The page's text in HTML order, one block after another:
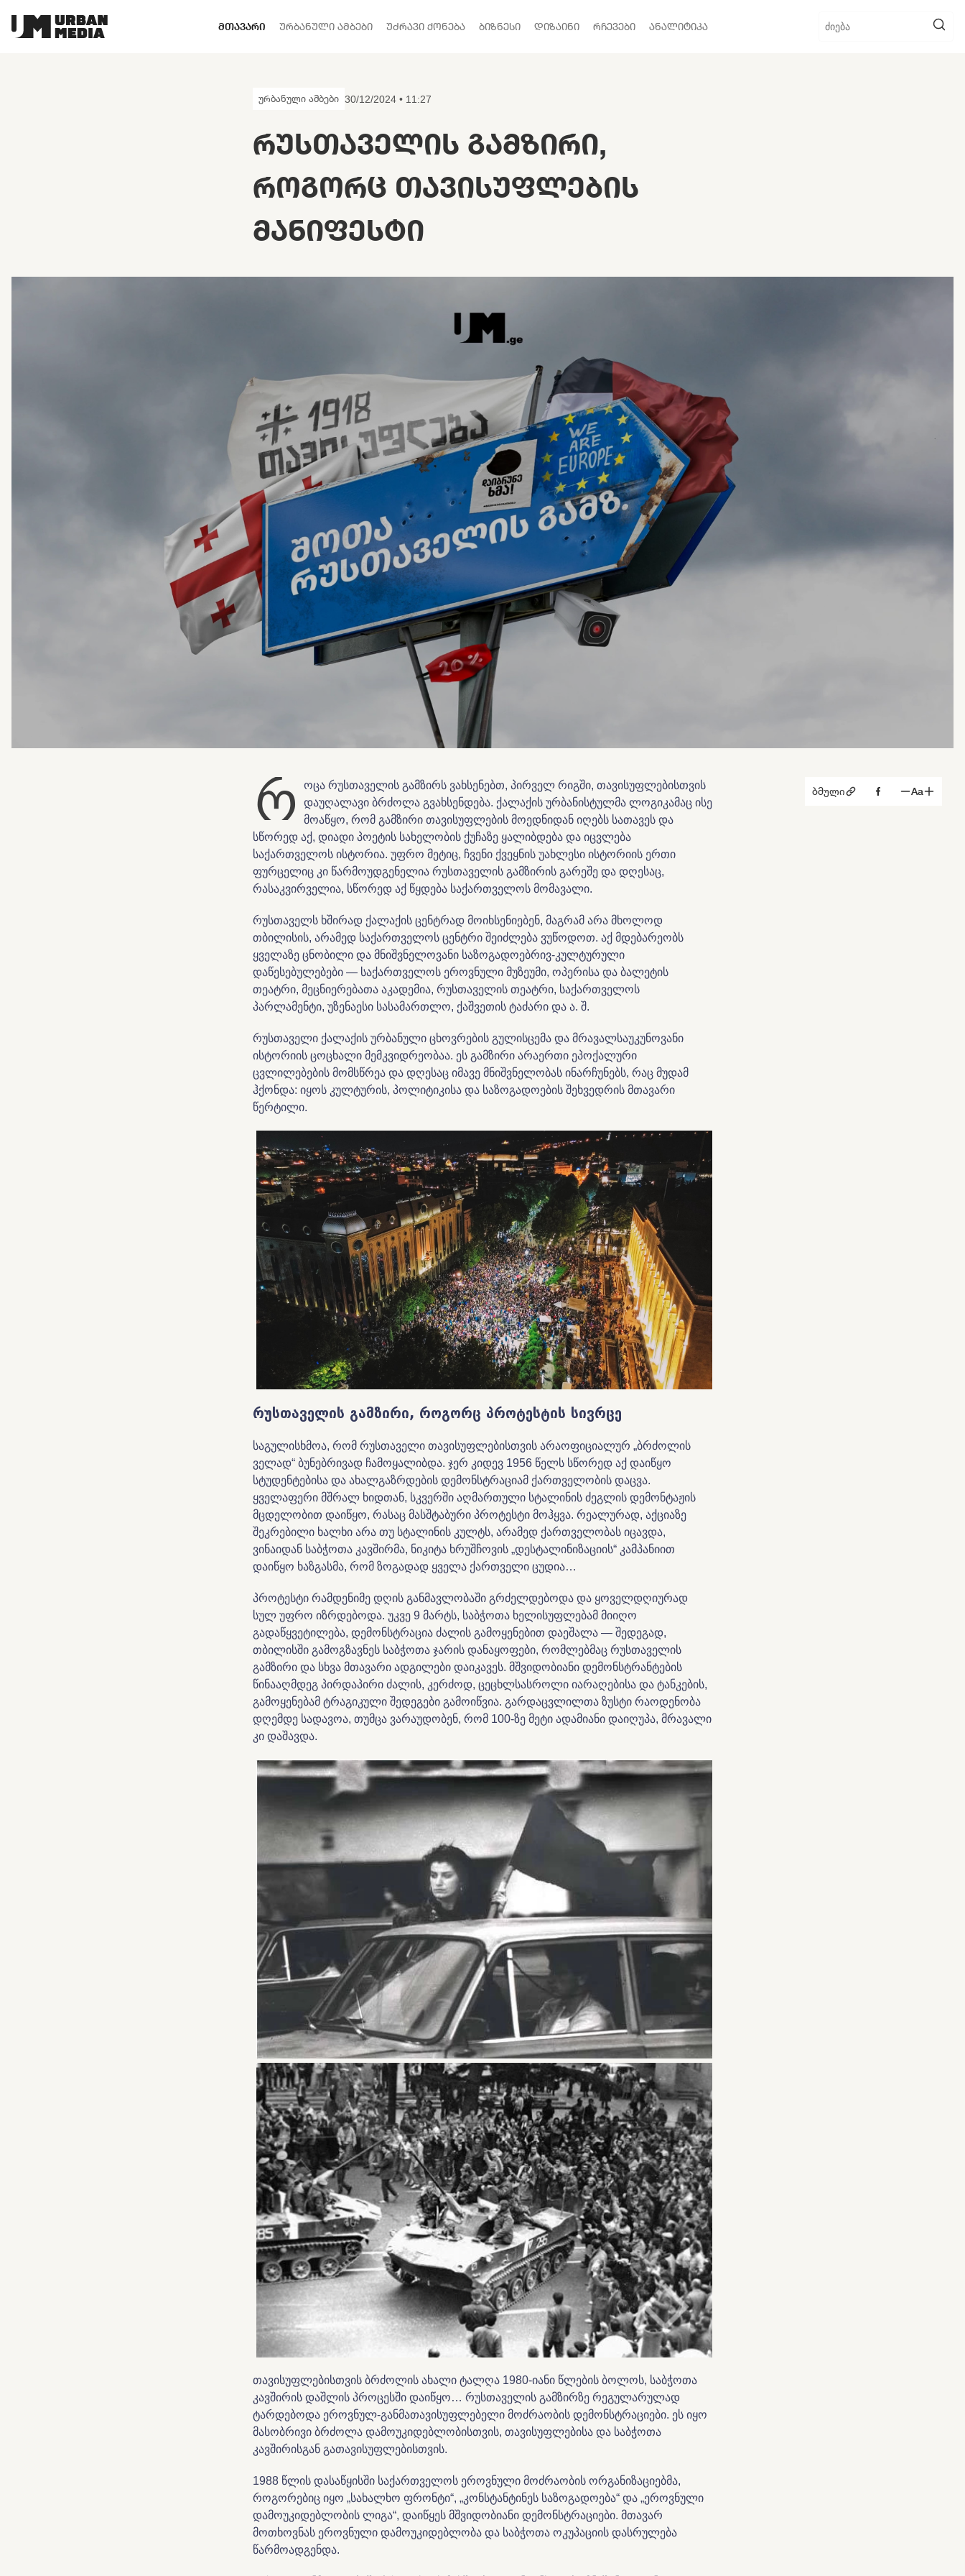
ᲛᲗᲐᲕᲐᲠᲘ ᲣᲠᲑᲐᲜᲣᲚᲘ ᲐᲛᲑᲔᲑᲘ ᲣᲫᲠᲐᲕᲘ ᲥᲝᲜᲔᲑᲐ ᲑᲘᲖᲜᲔᲡᲘ ᲓᲘᲖᲐᲘᲜᲘ ᲠᲩᲔᲕᲔᲑᲘ ᲐᲜᲐᲚᲘᲢᲘᲙᲐ
ურბანული ამბები 30/12/2024 • 11:27
ᲠᲣᲡᲗᲐᲕᲔᲚᲘᲡ ᲒᲐᲛᲖᲘᲠᲘ,
ᲠᲝᲒᲝᲠᲪ ᲗᲐᲕᲘᲡᲣᲤᲚᲔᲑᲘᲡ
ᲛᲐᲜᲘᲤᲔᲡᲢᲘ
რ
ოცა რუსთაველის გამზირს ვახსენებთ, პირველ რიგში, თავისუფლებისთვის
დაუღალავი ბრძოლა გვახსენდება. ქალაქის ურბანისტულმა ლოგიკამაც ისე
მოაწყო, რომ გამზირი თავისუფლების მოედნიდან იღებს სათავეს და
სწორედ აქ, დიადი პოეტის სახელობის ქუჩაზე ყალიბდება და იცვლება
საქართველოს ისტორია. უფრო მეტიც, ჩვენი ქვეყნის უახლესი ისტორიის ერთი
ფურცელიც კი წარმოუდგენელია რუსთაველის გამზირის გარეშე და დღესაც,
რასაკვირველია, სწორედ აქ წყდება საქართველოს მომავალი.
რუსთაველს ხშირად ქალაქის ცენტრად მოიხსენიებენ, მაგრამ არა მხოლოდ
თბილისის, არამედ საქართველოს ცენტრი შეიძლება ვუწოდოთ. აქ მდებარეობს
ყველაზე ცნობილი და მნიშვნელოვანი საზოგადოებრივ-კულტურული
დაწესებულებები — საქართველოს ეროვნული მუზეუმი, ოპერისა და ბალეტის
თეატრი, მეცნიერებათა აკადემია, რუსთაველის თეატრი, საქართველოს
პარლამენტი, უზენაესი სასამართლო, ქაშვეთის ტაძარი და ა. შ.
რუსთაველი ქალაქის ურბანული ცხოვრების გულისცემა და მრავალსაუკუნოვანი
ისტორიის ცოცხალი მემკვიდრეობაა. ეს გამზირი არაერთი ეპოქალური
ცვლილებების მომსწრეა და დღესაც იმავე მნიშვნელობას ინარჩუნებს, რაც მუდამ
ჰქონდა: იყოს კულტურის, პოლიტიკისა და საზოგადოების შეხვედრის მთავარი
წერტილი.
რუსთაველის გამზირი, როგორც პროტესტის სივრცე
საგულისხმოა, რომ რუსთაველი თავისუფლებისთვის არაოფიციალურ „ბრძოლის
ველად“ ბუნებრივად ჩამოყალიბდა. ჯერ კიდევ 1956 წელს სწორედ აქ დაიწყო
სტუდენტებისა და ახალგაზრდების დემონსტრაციამ ქართველობის დაცვა.
ყველაფერი მშრალ ხიდთან, სკვერში აღმართული სტალინის ძეგლის დემონტაჟის
მცდელობით დაიწყო, რასაც მასშტაბური პროტესტი მოჰყვა. რეალურად, აქციაზე
შეკრებილი ხალხი არა თუ სტალინის კულტს, არამედ ქართველობას იცავდა,
ვინაიდან საბჭოთა კავშირმა, ნიკიტა ხრუშჩოვის „დესტალინიზაციის“ კამპანიით
დაიწყო ხაზგასმა, რომ ზოგადად ყველა ქართველი ცუდია…
პროტესტი რამდენიმე დღის განმავლობაში გრძელდებოდა და ყოველდღიურად
სულ უფრო იზრდებოდა. უკვე 9 მარტს, საბჭოთა ხელისუფლებამ მიიღო
გადაწყვეტილება, დემონსტრაცია ძალის გამოყენებით დაეშალა — შედეგად,
თბილისში გამოგზავნეს საბჭოთა ჯარის დანაყოფები, რომლებმაც რუსთაველის
გამზირი და სხვა მთავარი ადგილები დაიკავეს. მშვიდობიანი დემონსტრანტების
წინააღმდეგ პირდაპირი ძალის, კერძოდ, ცეცხლსასროლი იარაღებისა და ტანკების,
გამოყენებამ ტრაგიკული შედეგები გამოიწვია. გარდაცვლილთა ზუსტი რაოდენობა
დღემდე სადავოა, თუმცა ვარაუდობენ, რომ 100-ზე მეტი ადამიანი დაიღუპა, მრავალი
კი დაშავდა.
თავისუფლებისთვის ბრძოლის ახალი ტალღა 1980-იანი წლების ბოლოს, საბჭოთა
კავშირის დაშლის პროცესში დაიწყო… რუსთაველის გამზირზე რეგულარულად
ტარდებოდა ეროვნულ-განმათავისუფლებელი მოძრაობის დემონსტრაციები. ეს იყო
მასობრივი ბრძოლა დამოუკიდებლობისთვის, თავისუფლებისა და საბჭოთა
კავშირისგან გათავისუფლებისთვის.
1988 წლის დასაწყისში საქართველოს ეროვნული მოძრაობის ორგანიზაციებმა,
როგორებიც იყო „სახალხო ფრონტი“, „კონსტანტინეს საზოგადოება“ და „ეროვნული
დამოუკიდებლობის ლიგა“, დაიწყეს მშვიდობიანი დემონსტრაციები. მთავარ
მოთხოვნას ეროვნული დამოუკიდებლობა და საბჭოთა ოკუპაციის დასრულება
წარმოადგენდა.
ბმული Aa